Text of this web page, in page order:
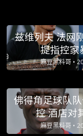
兹维列夫 法网
提指控家
麻豆黑料哥 •
佛得角足球队
控 酒店对
麻豆黑料哥 •